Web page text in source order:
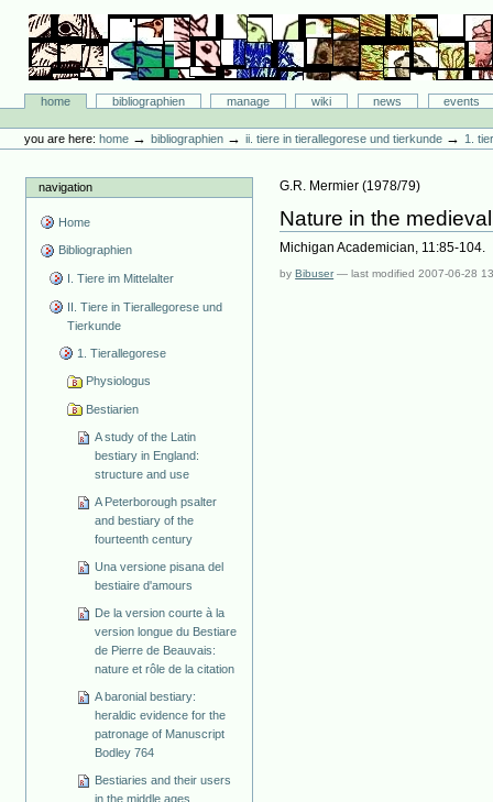
content.
navigation
Bibliographie-Portal
Sectionshome bibliographien manage wiki news
events
tools
you are here: home →bibliographien →ii. tiere in tierallegorese und tierkunde →1.
navigation
Home
Bibliographien
I. Tiere im Mittelalter
II. Tiere in Tierallegorese und
Tierkunde
1. Tierallegorese
Physiologus
Bestiarien
A study of the Latin
bestiary in England:
structure and use
A Peterborough psalter
and bestiary of the
fourteenth century
Una versione pisana del
bestiaire d'amours
De la version courte à la
version longue du Bestiare
de Pierre de Beauvais:
nature et rôle de la citation
A baronial bestiary:
heraldic evidence for the
patronage of Manuscript
Bodley 764
Bestiaries and their users
in the middle ages
G.R. Mermier (1978/79)
Nature in the
Michigan Academician, 11:85-104.
byBibuser —last modified2007-06-28